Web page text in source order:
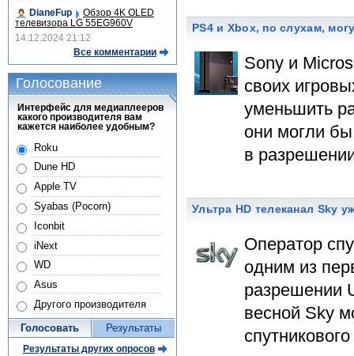
PS4 и Xbox, по слухам,
Sony и
своих
уменьшить
они могли
в
Ультра HD телеканал Sky
Оператор
одним из
разрешении
весной Sky
DianeFup
Обзор 4K OLED
телевизора LG 55EG960V
14.12.2024 21:12
Все комментарии
Голосование
Интерфейс для медиаплееров
какого производителя вам
кажется наиболее удобным?
Roku
Dune HD
Apple TV
Syabas (Pocorn)
Iconbit
iNext
WD
Asus
Другого производителя
Голосовать Результаты
Результаты других опросов